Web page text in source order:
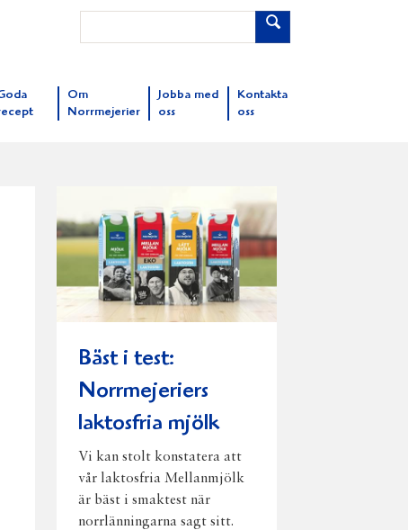
Om
Norrmejerier
Jobba med
oss
Kontakta
oss
Bäst i test:
Norrmejeriers
laktosfria mjölk
Vi kan stolt konstatera att
vår laktosfria Mellanmjölk
är bäst i smaktest när
norrlänningarna sagt sitt.